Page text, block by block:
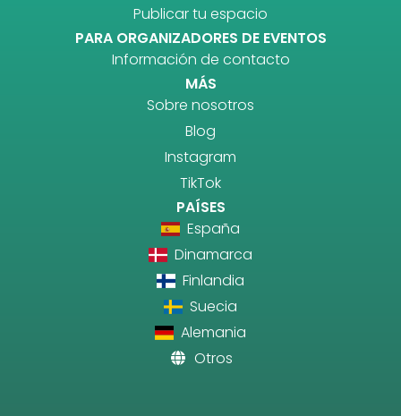
Publicar tu espacio
PARA ORGANIZADORES DE EVENTOS
Información de contacto
MÁS
Sobre nosotros
Blog
Instagram
TikTok
PAÍSES
España
Dinamarca
Finlandia
Suecia
Alemania
Otros